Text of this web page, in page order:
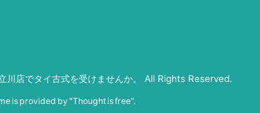
店でタイ古式を受けませんか。 All Rights Reserved.
is provided by "Thought is free".